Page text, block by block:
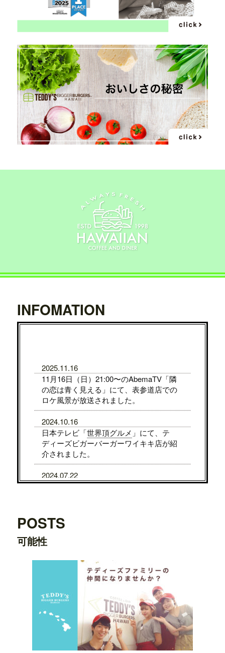
INFOMATION
2025.11.16
11月16日（日）21:00〜のAbemaTV「隣
の恋は青く見える」にて、表参道店での
ロケ風景が放送されました。
2024.10.16
日本テレビ「世界頂グルメ 」にて、テ
ディーズビガーバーガーワイキキ店が紹
介されました。
2024.07.22
7/31から8/5まで、京都タカシマヤに、TE
2024.07.22
7/24から7/29まで、大阪タカシマヤに、T
でOPENします。
横浜ワールドポーターズ店がプレオープ
ンしました。
2023.08.09
日之出出版「
Fine 2023年9月号」にて、テ
ディーズビガーバーガー原宿表参道店
が
POSTS
可能性